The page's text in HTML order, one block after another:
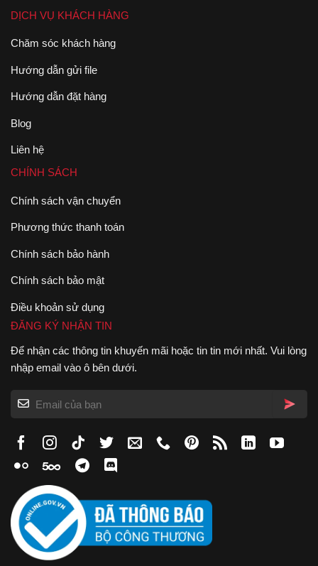
DỊCH VỤ KHÁCH HÀNG
Chăm sóc khách hàng
Hướng dẫn gửi file
Hướng dẫn đặt hàng
Blog
Liên hệ
CHÍNH SÁCH
Chính sách vận chuyển
Phương thức thanh toán
Chính sách bảo hành
Chính sách bảo mật
Điều khoản sử dụng
ĐĂNG KÝ NHẬN TIN
Để nhận các thông tin khuyến mãi hoặc tin tin mới nhất. Vui lòng
nhập email vào ô bên dưới.